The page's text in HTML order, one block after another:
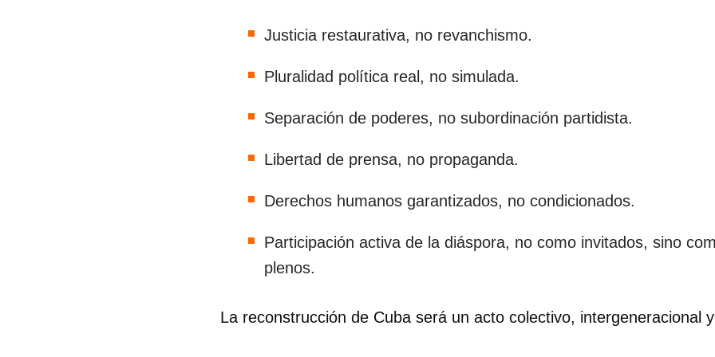
Justicia restaurativa, no revanchismo.
Pluralidad política real, no simulada.
Separación de poderes, no subordinación partidista.
Libertad de prensa, no propaganda.
Derechos humanos garantizados, no condicionados.
Participación activa de la diáspora, no como invitados, sino
plenos.
La reconstrucción de Cuba será un acto colectivo, intergeneracional